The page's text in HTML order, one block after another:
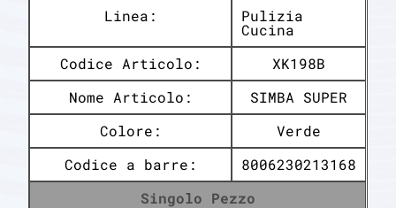
Linea: Pulizia
Cucina
Codice Articolo:
XK198B
Nome Articolo:
SIMBA SUPER
Colore:
Verde
Codice a barre:
8006230213168
Singolo Pezzo